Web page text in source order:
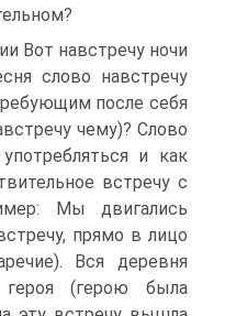
Вот навстречу ночи
слово навстречу
после себя
чему)? Слово
и как
встречу с
Мы двигались
прямо в лицо
Вся деревня
(герою была